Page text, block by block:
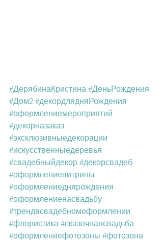
#ДерябинаКристина #ДеньРождения
#Дом2 #декордлядняРождения
#оформлениемероприятий
#декорназаказ
#эксклюзивныедекорации
#искусственныедеревья
#свадебныйдекор #декорсвадеб
#оформлениевитрины
#оформлениеднярождения
#оформлениенасвадьбу
#трендвсвадебномоформлении
#флористика #сказочнаясвадьба
#оформлениефотозоны #фотозона